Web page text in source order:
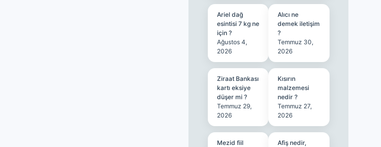
Ariel dağ
esintisi 7 kg ne
için ?
Ağustos 4,
2026
Alıcı ne
demek iletişim
?
Temmuz 30,
2026
Ziraat Bankası
kartı eksiye
düşer mi ?
Temmuz 29,
2026
Kısırın
malzemesi
nedir ?
Temmuz 27,
2026
Mezid fiil
Afiş nedir,